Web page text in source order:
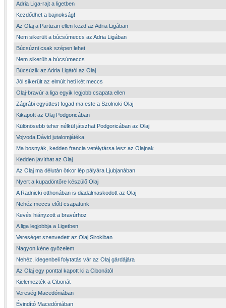
Adria Liga-rajt a ligetben
Kezdődhet a bajnokság!
Az Olaj a Partizan ellen kezd az Adria Ligában
Nem sikerült a búcsúmeccs az Adria Ligában
Búcsúzni csak szépen lehet
Nem sikerült a búcsúmeccs
Búcsúzik az Adria Ligától az Olaj
Jól sikerült az elmúlt heti két meccs
Olaj-bravúr a liga egyik legjobb csapata ellen
Zágrábi együttest fogad ma este a Szolnoki Olaj
Kikapott az Olaj Podgoricában
Különösebb teher nélkül játszhat Podgoricában az Olaj
Vojvoda Dávid jutalomjátéka
Ma bosnyák, kedden francia vetélytársa lesz az Olajnak
Kedden javíthat az Olaj
Az Olaj ma délután ötkor lép pályára Ljubjanában
Nyert a kupadöntőre készülő Olaj
A Radnicki otthonában is diadalmaskodott az Olaj
Nehéz meccs előtt csapatunk
Kevés hiányzott a bravúrhoz
A liga legjobbja a Ligetben
Vereséget szenvedett az Olaj Sirokiban
Nagyon kéne győzelem
Nehéz, idegenbeli folytatás vár az Olaj gárdájára
Az Olaj egy ponttal kapott ki a Cibonától
Kielemezték a Cibonát
Vereség Macedóniában
Évindító Macedóniában